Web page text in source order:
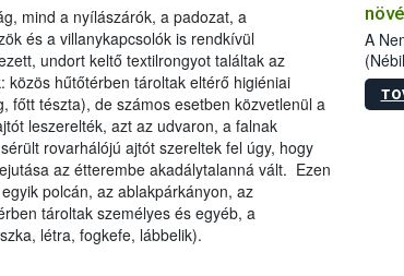
mind a nyílászárók, a padozat, a
és a villanykapcsolók is rendkívül
undort keltő textilrongyot találtak az
közös hűtőtérben tároltak eltérő higiéniai
főtt tészta), de számos esetben közvetlenül a
leszerelték, azt az udvaron, a falnak
rovarhálójú ajtót szereltek fel úgy, hogy
az étterembe akadálytalanná vált. Ezen
polcán, az ablakpárkányon, az
tároltak személyes és egyéb, a
létra, fogkefe, lábbelik).
A